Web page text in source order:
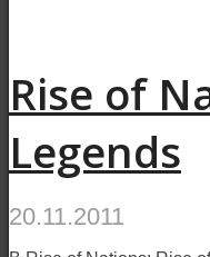
Rise of
Legends
20.11.2011